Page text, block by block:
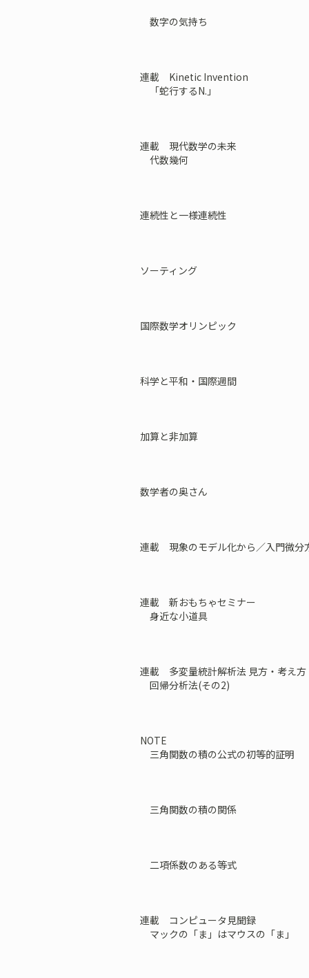
数字の気持ち
連載 Kinetic Invention
「蛇行するN.」
連載 現代数学の未来
代数幾何
連続性と一様連続性
ソーティング
国際数学オリンピック
科学と平和・国際週間
加算と非加算
数学者の奥さん
連載 現象のモデル化から／入門微分
連載 新おもちゃセミナー
身近な小道具
連載 多変量統計解析法 見方・考え方
回帰分析法(その2)
NOTE
三角関数の積の公式の初等的証明
三角関数の積の関係
二項係数のある等式
連載 コンピュータ見聞録
マックの「ま」はマウスの「ま」